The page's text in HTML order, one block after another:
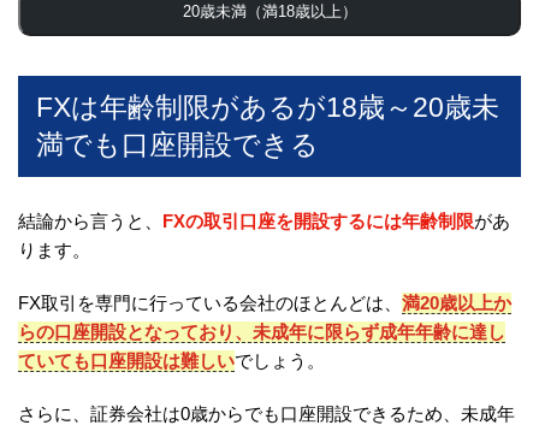
20歳未満（満18歳以上）
FXは年齢制限があるが18歳～20歳未
満でも口座開設できる
結論から言うと、 FXの取引口座を開設するには年齢制限があ
ります。
FX取引を専門に行っている会社のほとんどは、 満20歳以上か
らの口座開設となっており、未成年に限らず成年年齢に達し
ていても口座開設は難しいでしょう。
さらに、証券会社は0歳からでも口座開設できるため、未成年